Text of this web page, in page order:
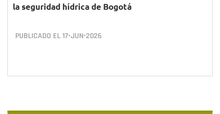
la seguridad hídrica de Bogotá
PUBLICADO EL17•JUN•2026